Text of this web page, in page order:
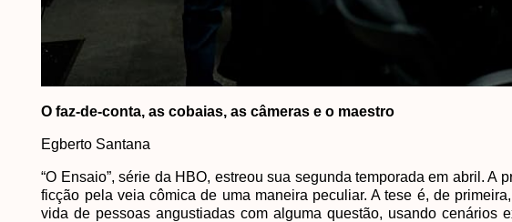
O faz-de-conta, as cobaias, as câmeras e o maestro
Egberto Santana
“O Ensaio”, série da HBO, estreou sua segunda temporada em abril.
ficção pela veia cômica de uma maneira peculiar. A tese é, de
vida de pessoas angustiadas com alguma questão, usando